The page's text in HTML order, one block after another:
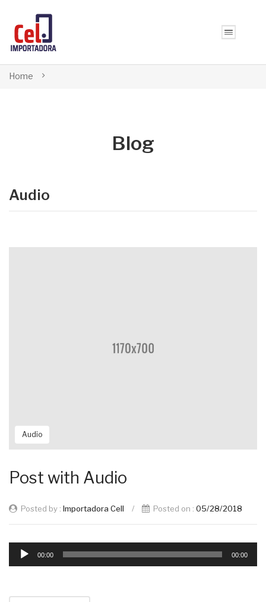
Home
Blog
Audio
Audio
Post with Audio
Posted by : Importadora Cell / Posted on : 05/28/2018
Reproductor
de
00:00 00:00